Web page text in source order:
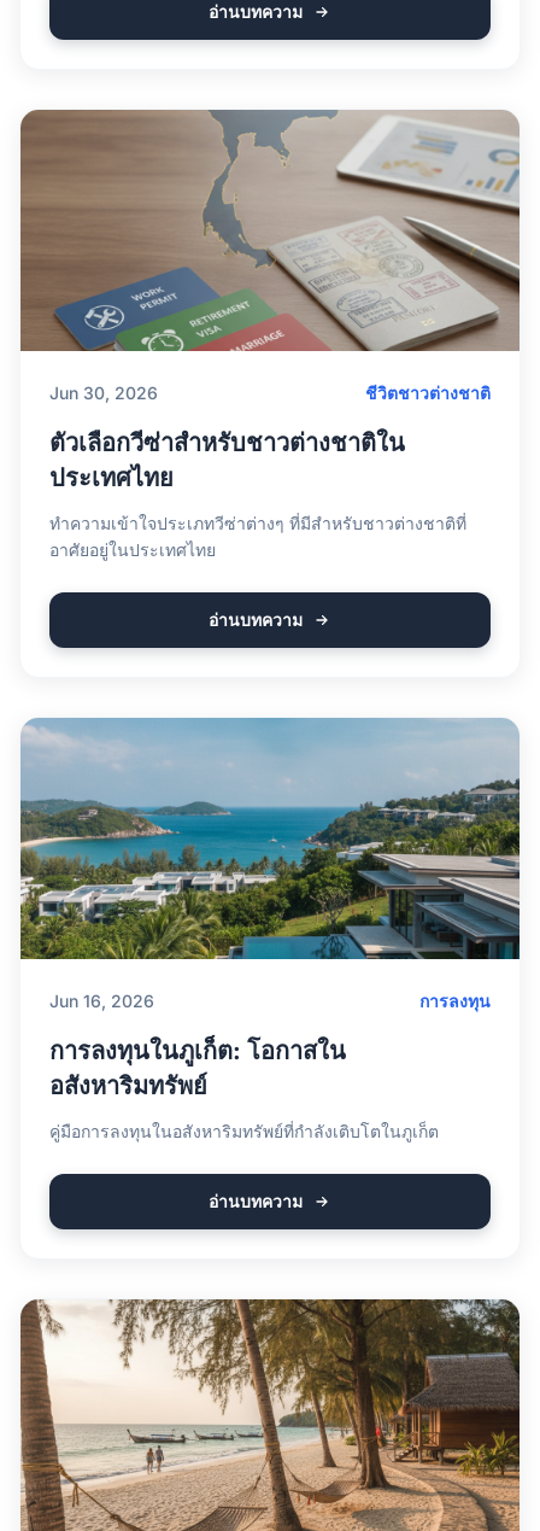
อ่านบทความ
Jun 30, 2026 ชีวิตชาวต่างชาติ
ตัวเลือกวีซ่าสำหรับชาวต่างชาติใน
ประเทศไทย
ทำความเข้าใจประเภทวีซ่าต่างๆ ที่มีสำหรับชาวต่างชาติที่
อาศัยอยู่ในประเทศไทย
อ่านบทความ
Jun 16, 2026 การลงทุน
การลงทุนในภูเก็ต: โอกาสใน
อสังหาริมทรัพย์
คู่มือการลงทุนในอสังหาริมทรัพย์ที่กำลังเติบโตในภูเก็ต
อ่านบทความ